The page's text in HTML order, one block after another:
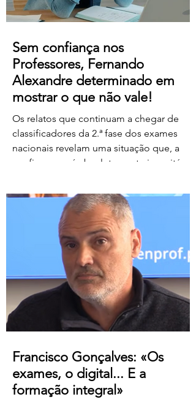
Sem confiança nos
Professores, Fernando
Alexandre determinado em
mostrar o que não vale!
Os relatos que continuam a chegar de
classificadores da 2.ª fase dos exames
nacionais revelam uma situação que, a
confirmar-se, é absolutamente inaceitável.
assegurado, em condições
extremamente difíceis, a classificação da
1.ª fase, surgem agora orientações que
determinam que, se um classificador não
registar classificações num determinado
período de tempo, as provas lhe sejam
retiradas e redistribuídas. Estamos a falar
de professores
Francisco Gonçalves: «Os
exames, o digital... E a
formação integral»